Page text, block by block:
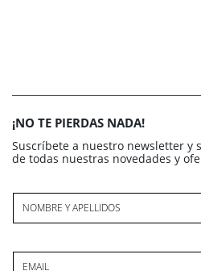
¡NO TE PIERDAS NADA!
Suscríbete a nuestro newsletter y
de todas nuestras novedades y
NOMBRE Y APELLIDOS
EMAIL